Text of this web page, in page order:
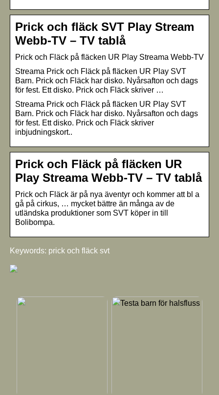
Prick och fläck SVT Play Stream
Webb-TV – TV tablå
Prick och Fläck på fläcken UR Play Streama Webb-TV
Streama Prick och Fläck på fläcken UR Play SVT
Barn. Prick och Fläck har disko. Nyårsafton och dags
för fest. Ett disko. Prick och Fläck skriver …
Streama Prick och Fläck på fläcken UR Play SVT
Barn. Prick och Fläck har disko. Nyårsafton och dags
för fest. Ett disko. Prick och Fläck skriver
inbjudningskort..
Prick och Fläck på fläcken UR
Play Streama Webb-TV – TV tablå
Prick och Fläck är på nya äventyr och kommer att bl a
gå på cirkus, … mycket bättre än många av de
utländska produktioner som SVT köper in till
Bolibompa.
Keywords: prick och fläck svt